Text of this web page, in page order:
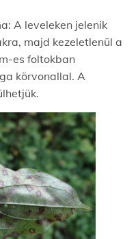
A leveleken jelenik
majd kezeletlenül a
es foltokban
körvonallal. A